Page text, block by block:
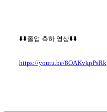
⬇️⬇️졸업 축하 영상⬇️⬇️
https://youtu.be/8OAKvkpPsRk